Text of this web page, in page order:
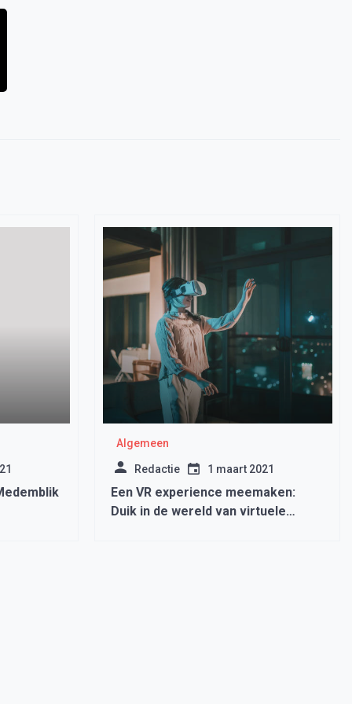
Algemeen
Redactie 1 maart 2021
Een VR experience meemaken:
Duik in de wereld van virtuele